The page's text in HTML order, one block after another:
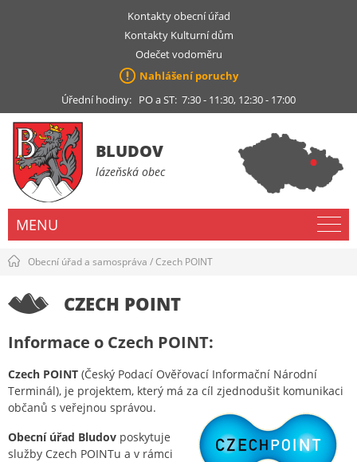
Kontakty obecní úřad
Kontakty Kulturní dům
Odečet vodoměru
Nahlášení poruchy
Úřední hodiny: PO a ST: 7:30 - 11:30, 12:30 - 17:00
BLUDOV
lázeňská obec
MENU
Obecní úřad a samospráva /Czech POINT
CZECH POINT
Informace o Czech POINT:
Czech POINT (Český Podací Ověřovací Informační Národní
Terminál), je projektem, který má za cíl zjednodušit komunikaci
občanů s veřejnou správou.
Obecní úřad Bludov poskytuje
služby Czech POINTu a v rámci